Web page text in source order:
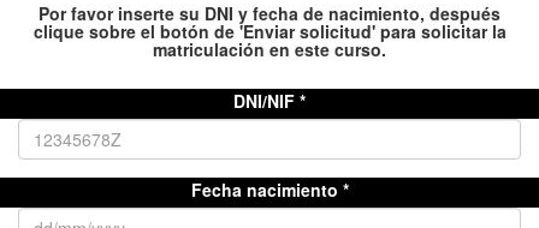
Por favor inserte su DNI y fecha de nacimiento, después
clique sobre el botón de 'Enviar solicitud' para solicitar la
matriculación en este curso.
DNI/NIF
Fecha nacimiento